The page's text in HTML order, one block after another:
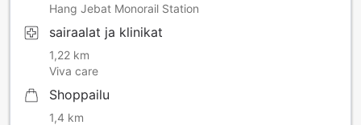
Hang Jebat Monorail Station
sairaalat ja klinikat
1,22 km
Viva care
Shoppailu
1,4 km